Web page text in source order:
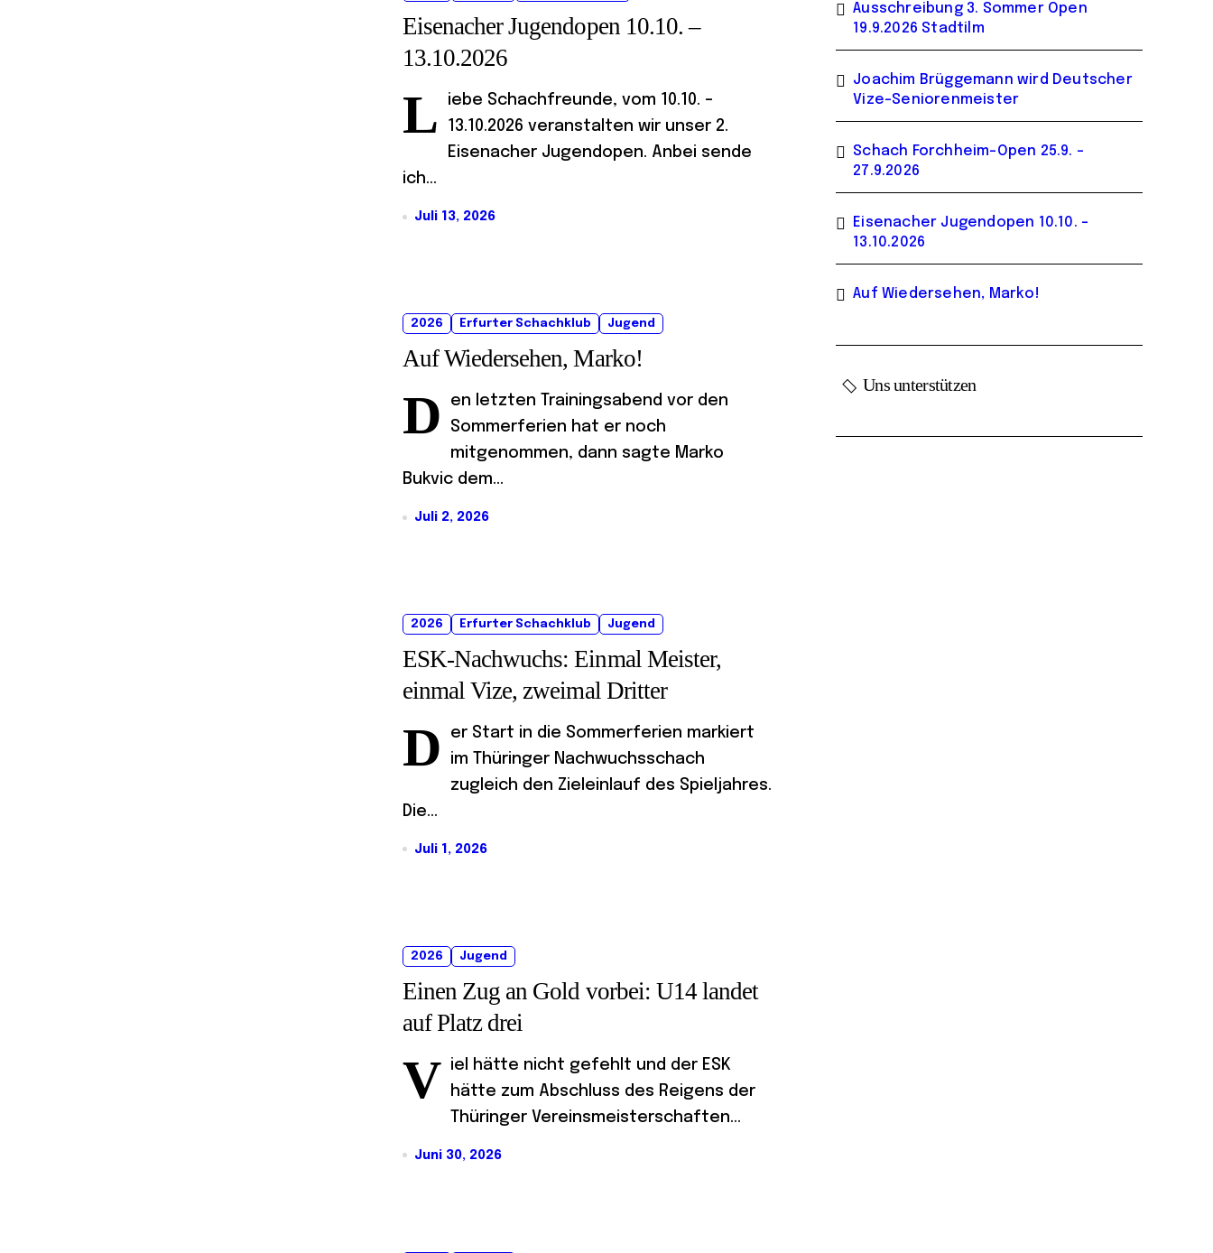
Eisenacher Jugendopen 10.10. –
13.10.2026
L
iebe Schachfreunde, vom 10.10. –
13.10.2026 veranstalten wir unser 2.
Eisenacher Jugendopen. Anbei sende
ich...
Juli 13, 2026
2026 Erfurter Schachklub Jugend
Auf Wiedersehen, Marko!
D
en letzten Trainingsabend vor den
Sommerferien hat er noch
mitgenommen, dann sagte Marko
Bukvic dem...
Juli 2, 2026
2026 Erfurter Schachklub Jugend
ESK-Nachwuchs: Einmal Meister,
einmal Vize, zweimal Dritter
D
er Start in die Sommerferien markiert
im Thüringer Nachwuchsschach
zugleich den Zieleinlauf des Spieljahres.
Die...
Juli 1, 2026
2026 Jugend
Einen Zug an Gold vorbei: U14 landet
auf Platz drei
V
iel hätte nicht gefehlt und der ESK
hätte zum Abschluss des Reigens der
Thüringer Vereinsmeisterschaften...
Juni 30, 2026
Ausschreibung 3. Sommer Open
19.9.2026 Stadtilm
Joachim Brüggemann wird Deutscher
Vize-Seniorenmeister
Schach Forchheim-Open 25.9. –
27.9.2026
Eisenacher Jugendopen 10.10. –
13.10.2026
Auf Wiedersehen, Marko!
Uns unterstützen